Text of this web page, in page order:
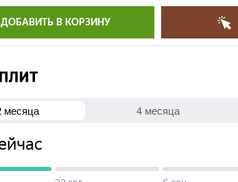
ДОБАВИТЬ В КОРЗИНУ